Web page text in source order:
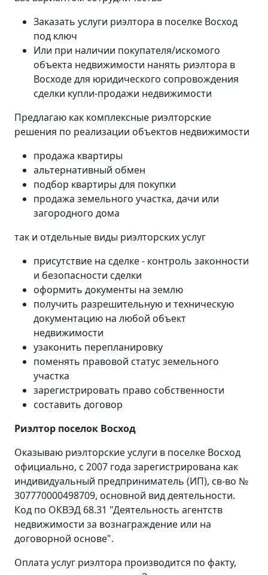
Заказать услуги риэлтора в поселке Восход
под ключ
Или при наличии покупателя/искомого
объекта недвижимости нанять риэлтора в
Восходе для юридического сопровождения
сделки купли-продажи недвижимости
Предлагаю как комплексные риэлторские
решения по реализации объектов недвижимости
продажа квартиры
альтернативный обмен
подбор квартиры для покупки
продажа земельного участка, дачи или
загородного дома
так и отдельные виды риэлторских услуг
присутствие на сделке - контроль законности
и безопасности сделки
оформить документы на землю
получить разрешительную и техническую
документацию на любой объект
недвижимости
узаконить перепланировку
поменять правовой статус земельного
участка
зарегистрировать право собственности
составить договор
Риэлтор поселок Восход
Оказываю риэлторские услуги в поселке Восход
официально, с 2007 года зарегистрирована как
индивидуальный предприниматель (ИП), св-во №
307770000498709, основной вид деятельности.
Код по ОКВЭД 68.31 "Деятельность агентств
недвижимости за вознаграждение или на
договорной основе".
Оплата услуг риэлтора производится по факту,